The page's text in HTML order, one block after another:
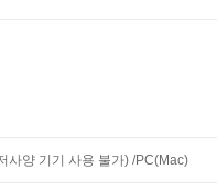
사양 기기 사용 불가) /PC(Mac)